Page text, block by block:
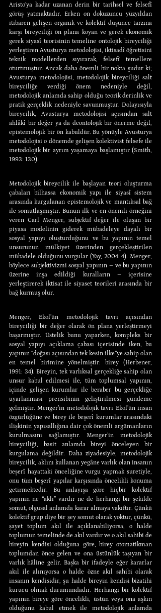
Aristo’ya kadar uzanan derin bir tarihsel ve felsefî
görüş yatmaktadır. Erken on dokuzuncu yüzyıldan
itibaren gelişen organik ve kolektif düşünce tarzına
karşı bireyciliği ön plana koyan ve gerek ekonomik
gerek siyasî teorisinin temeline ontolojik bireyciliği
yerleştiren Avusturya metodolojisi, iktisadî öğretisini
teknik modellerden sıyırarak, felsefî temellere
oturtmuştur. Ancak daha önemli bir nokta şudur ki;
Avusturya metodolojisi, metodolojik bireyciliği salt
bireyciliğe verdiği önem nedeniyle değil,
metodolojik anlamda sahip olduğu teorik derinlik ve
pratik gerçeklik nedeniyle savunmuştur. Dolayısıyla
bireycilik, Avusturya metodolojisi açısından salt
ahlâkî bir değer ya da deontolojik bir önerme değil,
epistemolojik bir ön kabuldür. Bu yönüyle Avusturya
metodolojisi o dönemde gelişen kolektivist felsefe ile
metodolojik bir ayrım yaşamaya başlamıştır (Smith,
1993: 130).
Metodolojik bireycilik ile başlayan teori oluşturma
çabaları bilhassa ekonomik yapı ile siyasî sistem
arasında kurgulanan epistemolojik ve mantıksal bağ
ile somutlaşmıştır. Bunun ilk ve en önemli örneğini
veren Carl Menger, subjektif değer ile oluşan bir
piyasa modelinin giderek mübadeleye dayalı bir
sosyal yapıyı oluşturduğunu ve bu yapının temel
unsurunun mülkiyet üzerinden gerçekleştirilen
mübadele olduğunu vurgular (Yay, 2004: 4). Menger,
böylece subjektivizmi sosyal yapının – ve bu yapının
üzerine inşa edildiği kuralların – içerisine
yerleştirerek iktisat ile siyaset teorileri arasında bir
bağ kurmuş olur.
Menger, Ekol’ün metodolojik tavrı açısından
bireyciliği bir değer olarak ön plana yerleştirmeyi
başarmıştır. Üstelik bunu yaparken, kompleks bir
sosyal yapıyı açıklama çabası içerisinde iken, bu
yapının “doğası açısından tek kesin ilke”ye sahip olan
en temel birimine yönelmiştir: birey (Herbener,
1991: 34). Bireyin, tek varlıksal gerçekliğe sahip olan
unsur kabul edilmesi ile, tüm toplumsal yapının,
içinde gelişen kurumlar ile beraber bu gerçekliğe
uyarlanması prensibinin geliştirilmesi gündeme
gelmiştir. Menger’in metodolojik tavrı Ekol’ün insan
özgürlüğüne ve birey ile beşerî kurumlar arasındaki
ilişkinin yapısallığına dair çok önemli argümanların
kurulmasını sağlamıştır. Menger’in metodolojik
bireyciliği, basit anlamda bireyi önceleyen bir
kurgulama değildir. Daha ziyadesiyle, metodolojik
bireycilik, aklını kullanan yegâne varlık olan insanın
beşerî hayattaki önceliğine vurgu yapmak suretiyle,
onu tüm beşerî yapılar karşısında öncelikli konuma
getirmektedir. Bu anlayışa göre hiçbir kolektif
yapının ne “aklı” vardır ne de herhangi bir şekilde
somut, olgusal anlamda karar almaya vakıftır. Çünkü
kolektif grup diye bir şey somut olarak yoktur, çünkü,
şayet toplum akıl ile açıklanabiliyorsa, o halde
toplumun temelinde de akıl vardır ve o akıl sahibi de
bireyin kendisi olduğuna göre, birey otomatikman
toplumdan önce gelen ve ona üstünlük taşıyan bir
varlık hâline gelir. Başka bir ifadeyle eğer kararlar
akıl ile alınıyorsa o halde özne akıl sahibi olarak
insanın kendisidir, şu halde bireyin kendisi bizatihi
kurucu olmak durumundadır. Herhangi bir kolektif
yapının bireye göre öncelikli, üstün veya ona aşkın
olduğunu kabul etmek ile metodolojik anlamda